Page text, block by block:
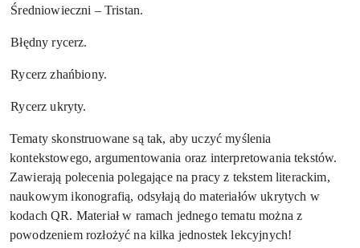
Średniowieczni – Tristan.
Błędny rycerz.
Rycerz zhańbiony.
Rycerz ukryty.
Tematy skonstruowane są tak, aby uczyć myślenia
kontekstowego, argumentowania oraz interpretowania tekstów.
Zawierają polecenia polegające na pracy z tekstem literackim,
naukowym ikonografią, odsyłają do materiałów ukrytych w
kodach QR. Materiał w ramach jednego tematu można z
powodzeniem rozłożyć na kilka jednostek lekcyjnych!